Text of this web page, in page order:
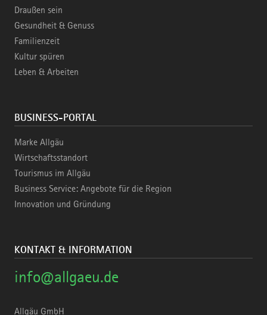
Draußen sein
Gesundheit & Genuss
Familienzeit
Kultur spüren
Leben & Arbeiten
BUSINESS-PORTAL
Marke Allgäu
Wirtschaftsstandort
Tourismus im Allgäu
Business Service: Angebote für die Region
Innovation und Gründung
KONTAKT & INFORMATION
info@allgaeu.de
Allgäu GmbH